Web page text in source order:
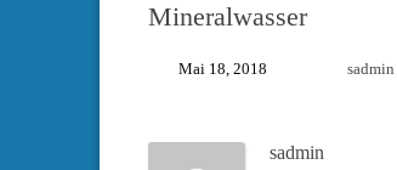
Mineralwasser
Mai 18, 2018 sadmin
sadmin